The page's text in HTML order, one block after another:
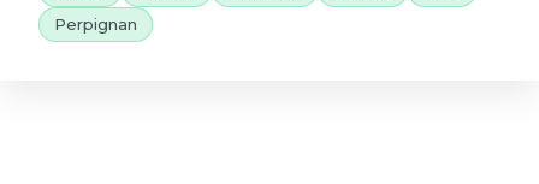
Perpignan